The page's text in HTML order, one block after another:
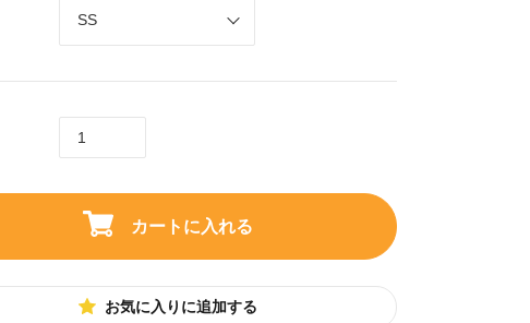
カートに入れる
お気に入りに追加する